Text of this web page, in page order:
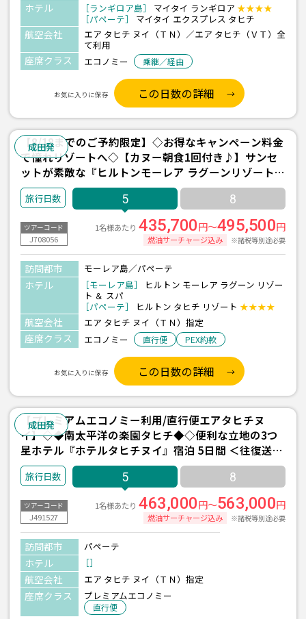
ホテル ［ランギロア島］ マイタイ ランギロア ★★★★
［パペーテ］
マイタイ エクスプレス タヒチ
航空会社
エア タヒチ ヌイ（ＴＮ）／エア タヒチ（ＶＴ）全
て利用
座席クラス エコノミー 乗継／経由
お気に入りに保存 この日数の詳細
成田発
【8/18までのご予約限定】◇お得なキャンペーン料金
で憧れリゾートへ◇【カヌー朝食1回付き♪】サンセ
ットが素敵な『ヒルトンモーレア ラグーンリゾート＆
スパ(パノラミック水上バンガロー/朝食付)/2泊』＋パ
ペーテ1泊 5日間 ＜往復送迎付き＞
5 8
ツアーコード
J708056
1名様あたり 435,700円～495,500円
燃油サーチャージ込み ※諸税等別途必要
訪問都市 モーレア島／パペーテ
ホテル ［モーレア島］
ヒルトン モーレア ラグーン リゾー
ト ＆ スパ
［パペーテ］
ヒルトン タヒチ リゾート ★★★★
航空会社 エア タヒチ ヌイ（ＴＮ）指定
座席クラス エコノミー 直行便 PEX約款
お気に入りに保存 この日数の詳細
成田発
【プレミアムエコノミー利用/直行便エアタヒチヌ
イ】◇◆南太平洋の楽園タヒチ◆◇便利な立地の3つ
星ホテル『ホテルタヒチヌイ』宿泊 5日間 ＜往復送迎
付き＞
5 8
ツアーコード
J491527
1名様あたり 463,000円～563,000円
燃油サーチャージ込み ※諸税等別途必要
訪問都市 パペーテ
ホテル ［］
航空会社 エア タヒチ ヌイ（ＴＮ）指定
座席クラス プレミアムエコノミー
直行便